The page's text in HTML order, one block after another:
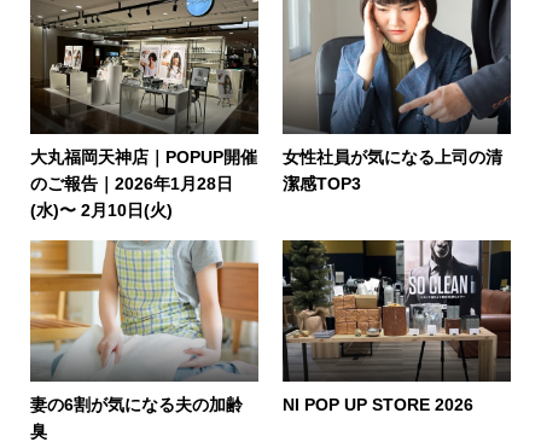
大丸福岡天神店｜POPUP開催
のご報告｜2026年1月28日
(水)〜 2月10日(火)
女性社員が気になる上司の清
潔感TOP3
妻の6割が気になる夫の加齢
臭
NI POP UP STORE 2026